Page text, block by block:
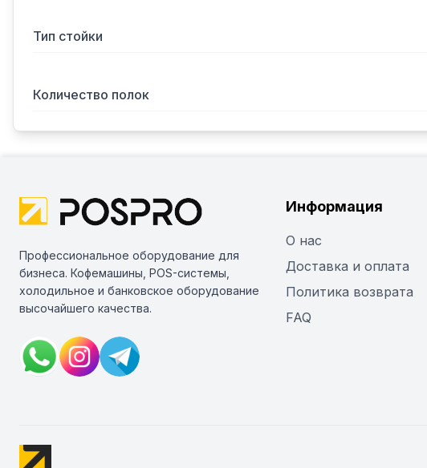
Тип стойки
Количество полок
Профессиональное оборудование для
бизнеса. Кофемашины, POS-системы,
холодильное и банковское оборудование
высочайшего качества.
Информация
О нас
Доставка и оплата
Политика возврата
FAQ